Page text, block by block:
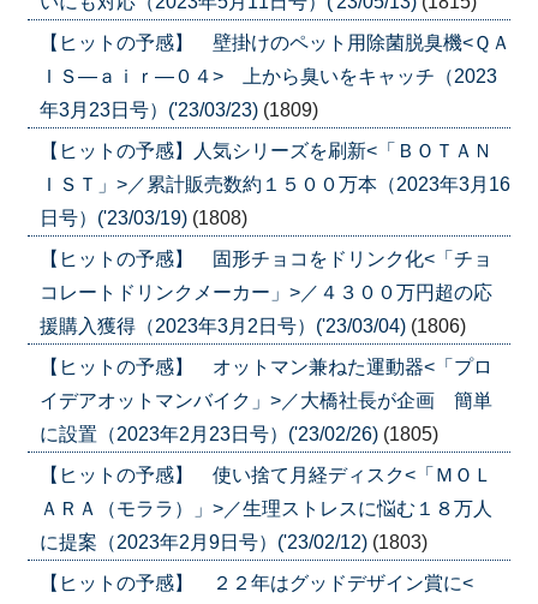
【ヒットの予感】 壁掛けのペット用除菌脱臭機<ＱＡ
ＩＳ―ａｉｒ―０４> 上から臭いをキャッチ（2023
年3月23日号）('23/03/23) (1809)
【ヒットの予感】人気シリーズを刷新<「ＢＯＴＡＮ
ＩＳＴ」>／累計販売数約１５００万本（2023年3月16
日号）('23/03/19) (1808)
【ヒットの予感】 固形チョコをドリンク化<「チョ
コレートドリンクメーカー」>／４３００万円超の応
援購入獲得（2023年3月2日号）('23/03/04) (1806)
【ヒットの予感】 オットマン兼ねた運動器<「プロ
イデアオットマンバイク」>／大橋社長が企画 簡単
に設置（2023年2月23日号）('23/02/26) (1805)
【ヒットの予感】 使い捨て月経ディスク<「ＭＯＬ
ＡＲＡ（モララ）」>／生理ストレスに悩む１８万人
に提案（2023年2月9日号）('23/02/12) (1803)
【ヒットの予感】 ２２年はグッドデザイン賞に<